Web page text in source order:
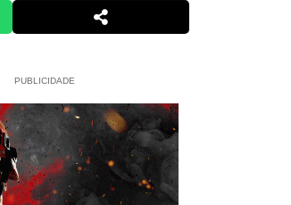
PUBLICIDADE